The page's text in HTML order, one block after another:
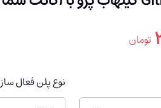
تومان
نوع پلن فعال